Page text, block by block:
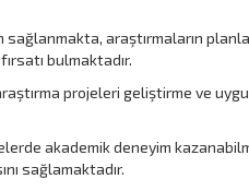
araştırmaların
bulmaktadır.
projeleri geliştirme ve
akademik deneyim
sağlamaktadır.